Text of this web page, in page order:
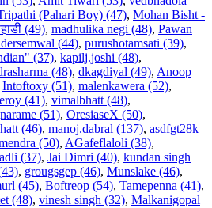
(Pahari Boy) (47), Mohan Bisht -
(49), madhulika negi (48), Pawan
(44), purushotamsati (39),
(37), kapilj.joshi (48),
(48), dkagdiyal (49), Anoop
Intoftoxy (51), malenkawera (52),
(41), vimalbhatt (48),
(51), OresiaseX (50),
(46), manoj.dabral (137), asdfgt28k
(50), AGafeflaloli (38),
(37), Jai Dimri (40), kundan singh
, grougsgep (46), Munslake (46),
(45), Boftreop (54), Tamepenna (41),
(48), vinesh singh (32), Malkanigopal